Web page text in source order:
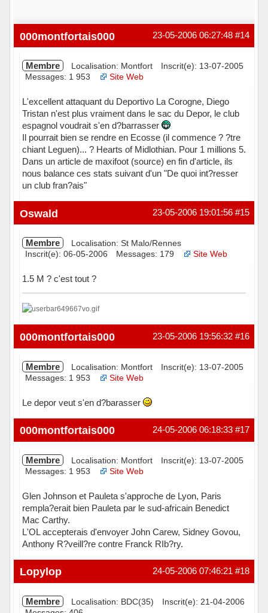
#14
23-05-2006 06:27:48
000montfortais000
Membre Localisation: Montfort
Inscrit(e): 13-07-2005
Messages: 1 953
Site Web
L'excellent attaquant du Deportivo La Corogne, Diego
Tristan n'est plus vraiment dans le sac du Depor, le club
espagnol voudrait s'en d?barrasser
Il pourrait bien se rendre en Ecosse (il commence ? ?tre
chiant Leguen)... ? Hearts of Midlothian. Pour 1 millions 5.
Dans un article de maxifoot (source) en fin d'article, ils
nous balance ces stats suivant d'un "De quoi int?resser
un club fran?ais"
Hors ligne #15
23-05-2006 19:01:56
Oswald
Membre
Localisation: St Malo/Rennes
Inscrit(e): 06-05-2006
Messages: 179 Site Web
1.5 M ? c'est tout ?
Hors ligne #16
23-05-2006 19:56:32
000montfortais000
Membre Localisation: Montfort
Inscrit(e): 13-07-2005
Messages: 1 953
Site Web
Le depor veut s'en d?barasser
Hors ligne #17
24-05-2006 06:18:33
000montfortais000
Membre Localisation: Montfort
Inscrit(e): 13-07-2005
Messages: 1 953
Site Web
Glen Johnson et Pauleta s'approche de Lyon, Paris
rempla?erait bien Pauleta par le sud-africain Benedict
Mac Carthy.
L'OL accepterais d'envoyer John Carew, Sidney Govou,
Anthony R?veill?re contre Franck RIb?ry.
Hors ligne #18
24-05-2006 07:46:21
Lopylop
Membre Localisation: BDC(35)
Inscrit(e): 21-04-2006